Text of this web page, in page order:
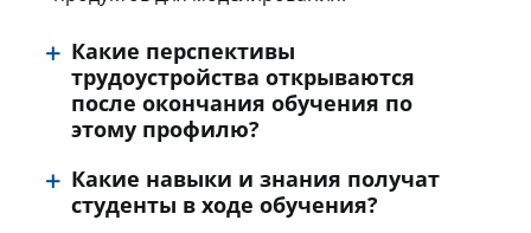
Какие перспективы
трудоустройства открываются
после окончания обучения по
этому профилю?
Какие навыки и знания получат
студенты в ходе обучения?